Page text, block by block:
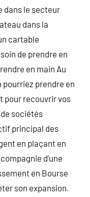
dans le secteur
dans la
cartable
de prendre en
en main Au
prendre en
pour recouvrir vos
sociétés
principal des
en plaçant en
d’une
en Bourse
son expansion.